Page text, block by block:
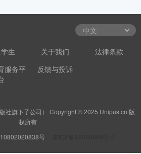
生 关于我们
法律条款
服务平
反馈与投诉
社旗下子公司） Copyright © 2025 Unipus.cn 版
权所有
号